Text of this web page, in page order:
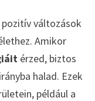
változások
Amikor
érzed, biztos
halad. Ezek
például a